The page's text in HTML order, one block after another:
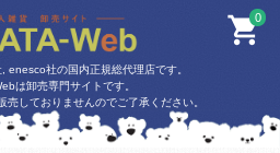
0
enesco社の国内正規総代理店です。
は卸売専門サイトです。
売しておりませんのでご了承ください。